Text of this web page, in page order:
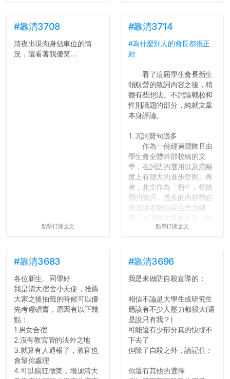
績無法體現你們的努力，但
往後你們正直的態度一定會
讓你們在社會上適應得更
好。最後，那些作弊的同
#靠清3708
清夜出現肉身佔車位的情
況，還看著我傻笑...
點擊打開全文
#靠清3714
#為什麼別人的會長都很正
經
看了這屆學生會長新生
領航營的致詞內容之後，稍
微有些想法。不討論戰校和
性別議題的部分，純就文章
本身評論。
1. 冗詞贅句過多
作為一份經過潤飾且由
學生會全體幹部校稿的文
章，在詞語的選用以及流暢
度上有很大的進步空間。再
者，此文作為「新生」領航
營的致詞，過多的內容勢必
會讓讀者厭煩或注意力轉
果有的話）前就失去興趣。
的聲明一樣正式，但至少在
用字上多加留意。有些語句
用說的可能會引人發笑或多
讓人感到疲乏。
2. 文章主題不明
在學生會臉書的貼文中
可以看到，全篇文章以連字
符分為九段，各段可總結
自我介紹
點擊打開全文
#靠清3683
各位新生、同學好
我是清大宿舍小天使，推薦
大家之後抽籤的時候可以優
先考慮碩齋，原因有以下幾
點：
1.男女合宿
2.沒有教官管的法外之地
3.就算有人通報了，教官也
會幫你處理
4.可以瘋狂做菜，增加清大
#靠清3696
我是來做防自殺宣導的：
相信不論是大學生或研究生
應該有不少人壓力都很大(還
是說只有我？)
可能還有少部分真的快撐不
下去了
但除了自殺之外，請記住：
你還有其他的選擇